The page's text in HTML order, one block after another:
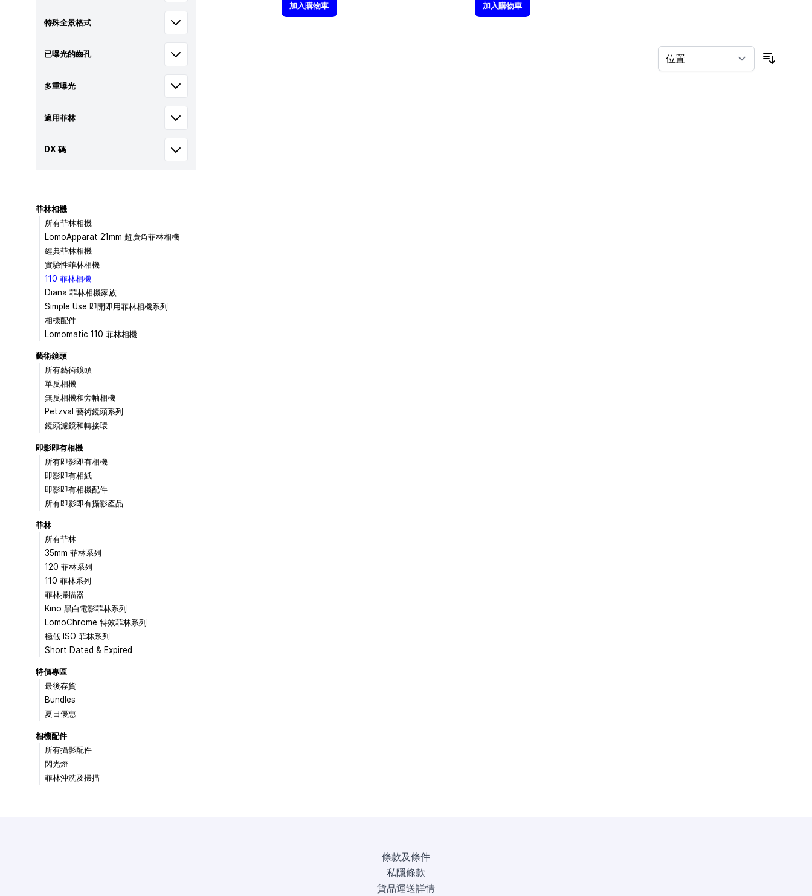
特殊全景格式
已曝光的齒孔
多重曝光
適用菲林
DX 碼
加入購物車 加入購物車
菲林相機
所有菲林相機
LomoApparat 21mm 超廣角菲林相機
經典菲林相機
實驗性菲林相機
110 菲林相機
Diana 菲林相機家族
Simple Use 即開即用菲林相機系列
相機配件
Lomomatic 110 菲林相機
藝術鏡頭
所有藝術鏡頭
單反相機
無反相機和旁軸相機
Petzval 藝術鏡頭系列
鏡頭濾鏡和轉接環
即影即有相機
所有即影即有相機
即影即有相紙
即影即有相機配件
所有即影即有攝影產品
菲林
所有菲林
35mm 菲林系列
120 菲林系列
110 菲林系列
菲林掃描器
Kino 黑白電影菲林系列
LomoChrome 特效菲林系列
極低 ISO 菲林系列
Short Dated & Expired
特價專區
最後存貨
Bundles
夏日優惠
相機配件
所有攝影配件
閃光燈
菲林沖洗及掃描
條款及條件
私隱條款
貨品運送詳情